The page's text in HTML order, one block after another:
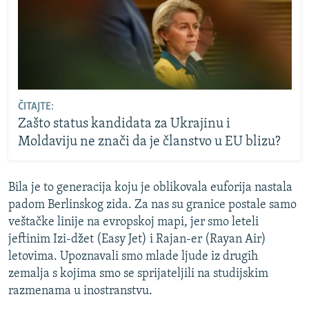
ČITAJTE:
Zašto status kandidata za Ukrajinu i
Moldaviju ne znači da je članstvo u EU blizu?
Bila je to generacija koju je oblikovala euforija nastala
padom Berlinskog zida. Za nas su granice postale samo
veštačke linije na evropskoj mapi, jer smo leteli
jeftinim Izi-džet (Easy Jet) i Rajan-er (Rayan Air)
letovima. Upoznavali smo mlade ljude iz drugih
zemalja s kojima smo se sprijateljili na studijskim
razmenama u inostranstvu.